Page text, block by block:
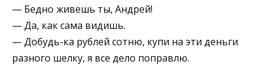
— Бедно живешь ты, Андрей!
— Да, как сама видишь.
— Добудь-ка рублей сотню, купи на эти деньги
разного шелку, я все дело поправлю.